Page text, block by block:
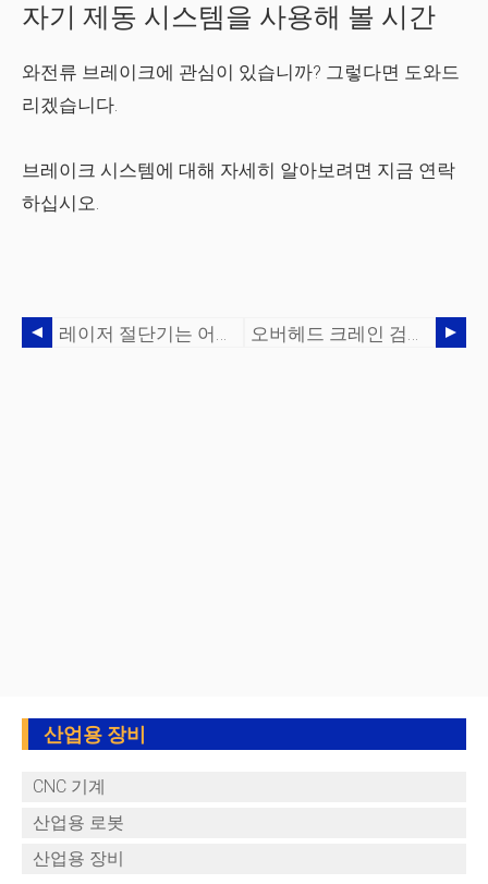
자기 제동 시스템을 사용해 볼 시간
와전류 브레이크에 관심이 있습니까? 그렇다면 도와드
리겠습니다.
브레이크 시스템에 대해 자세히 알아보려면 지금 연락
하십시오.
레이저 절단기는 어떻게 작동합니까? 오버헤드 크레인 검사:어떻게, 언제, 왜?
산업용 장비
CNC 기계
산업용 로봇
산업용 장비